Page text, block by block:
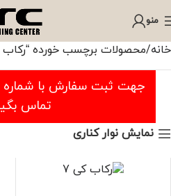
منو
خانه محصولات برچسب خورده “رکاب
تماس
نمایش نوار کناری